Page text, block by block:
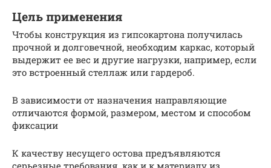
Цель применения
Чтобы конструкция из гипсокартона получилась
прочной и долговечной, необходим каркас, который
выдержит ее вес и другие нагрузки, например, если
это встроенный стеллаж или гардероб.
В зависимости от назначения направляющие
отличаются формой, размером, местом и способом
фиксации
К качеству несущего остова предъявляются